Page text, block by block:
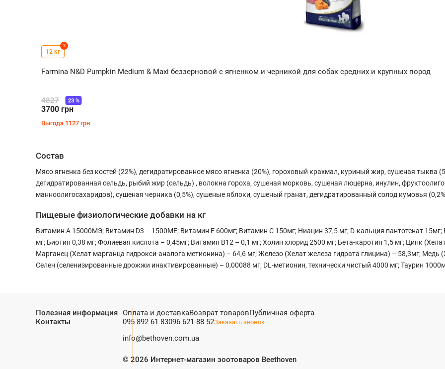
12 кг
%
Farmina N&D Pumpkin Medium & Maxi беззерновой с ягненком и черникой для собак средних и крупных пород
4827
3700 грн
23%
Выгода 1127 грн
Состав
Мясо ягненка без костей (22%), дегидратированное мясо ягненка (20%), гороховый крахмал, куриный жир, сушеная тыква
дегидратированная сельдь, рыбий жир (сельдь) , волокна гороха, сушеная морковь, сушеная люцерна, инулин,
манноолигосахаридов), сушеная черника (0,5%), сушеные яблоки, сушеный гранат, дегидратированный солод кумовья
Пищевые физиологические добавки на кг
Витамин А 15000МЭ; Витамин D3 – 1500МЕ; Витамин Е 600мг; Витамин С 150мг; Ниацин 37,5 мг; D-кальция пантотенат
мг; Биотин 0,38 мг; Фолиевая кислота – 0,45мг; Витамин В12 – 0,1 мг; Холин хлорид 2500 мг; Бета-каротин 1,5 мг; Цинк
Марганец (Хелат марганца гидрокси-аналога метионина) – 64,6 мг; Железо (Хелат железа гидрата глицина) – 58,3мг; Медь
Селен (селенизированные дрожжи инактивированные) – 0,00088 мг; DL-метионин, технически чистый 4000 мг; Таурин
Полезная информация Оплата и доставкаВозврат товаровПубличная оферта
Контакты
095 892 61 83096 621 88 52Заказать звонок
info@bethoven.com.ua
© 2026 Интернет-магазин зоотоваров Beethoven